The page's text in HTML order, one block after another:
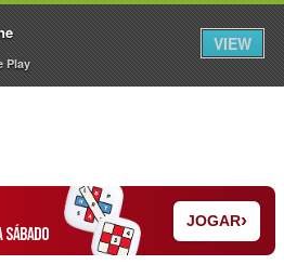
Assine Iniciar Sessão
SÁBADO
JOGAR›
Play
VIEW